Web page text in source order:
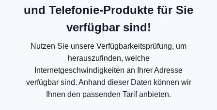
und Telefonie-Produkte für Sie
verfügbar sind!
Nutzen Sie unsere Verfügbarkeitsprüfung, um
herauszufinden, welche
Internetgeschwindigkeiten an Ihrer Adresse
verfügbar sind. Anhand dieser Daten können wir
Ihnen den passenden Tarif anbieten.